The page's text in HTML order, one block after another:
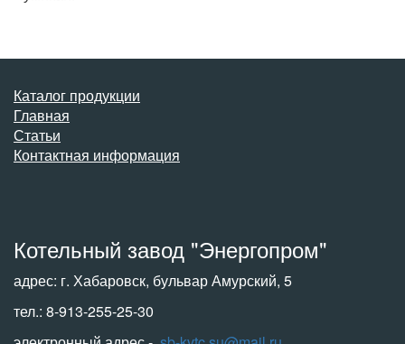
Каталог продукции
Главная
Статьи
Контактная информация
Котельный завод "Энергопром"
адрес: г. Хабаровск, бульвар Амурский, 5
тел.: 8-913-255-25-30